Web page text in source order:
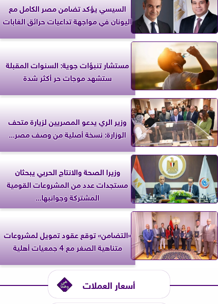
السيسي يؤكد تضامن مصر الكامل مع
اليونان في مواجهة تداعيات حرائق الغابات
مستشار تنبؤات جوية: السنوات المقبلة
ستشهد موجات حر أكثر شدة
وزير الري يدعو المصريين لزيارة متحف
الوزارة: نسخة أصلية من وصف مصر...
وزيرا الصحة والانتاج الحربي يبحثان
مستجدات عدد من المشروعات القومية
المشتركة وجوانبها...
«التضامن» توقع عقود تمويل لمشروعات
متناهية الصغر مع 4 جمعيات أهلية
أسعار العملات